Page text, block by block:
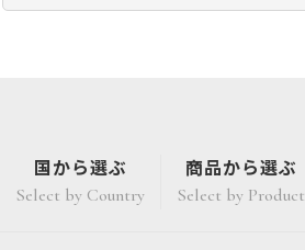
国から選ぶ
Select by Country
商品から選ぶ
Select by Product